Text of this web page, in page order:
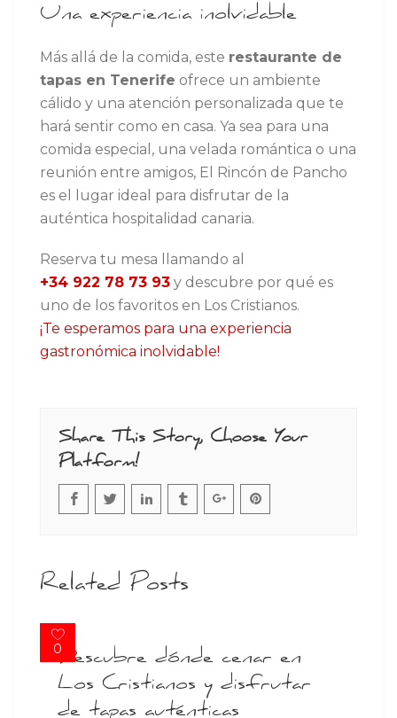
Una experiencia inolvidable
Más allá de la comida, este restaurante de
tapas en Tenerife ofrece un ambiente
cálido y una atención personalizada que te
hará sentir como en casa. Ya sea para una
comida especial, una velada romántica o una
reunión entre amigos, El Rincón de Pancho
es el lugar ideal para disfrutar de la
auténtica hospitalidad canaria.
Reserva tu mesa llamando al
+34 922 78 73 93 y descubre por qué es
uno de los favoritos en Los Cristianos.
¡Te esperamos para una experiencia
gastronómica inolvidable!
Share This Story, Choose Your
Platform!
Related Posts
0Descubre dónde cenar en
Los Cristianos y disfrutar
de tapas auténticas